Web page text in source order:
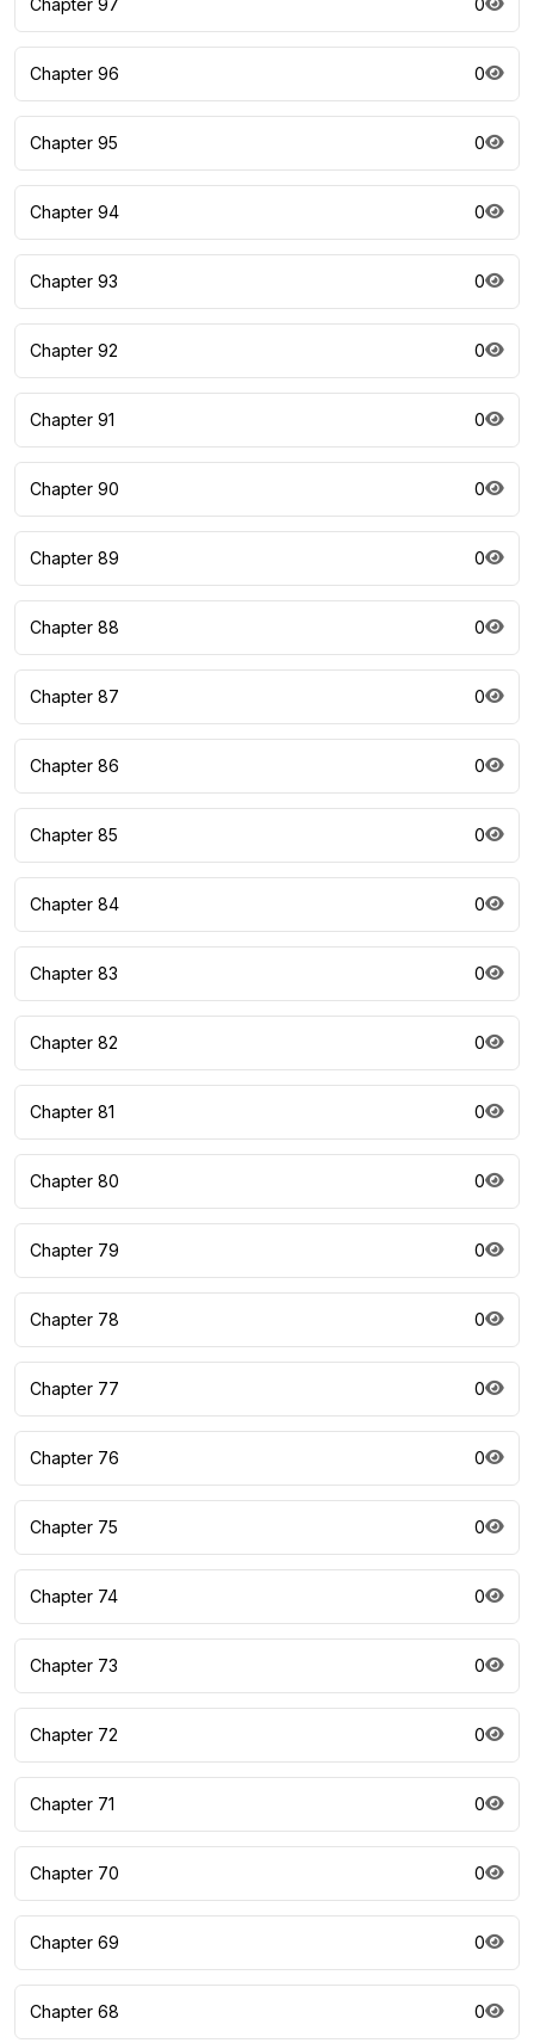
Chapter 96 0
Chapter 95 0
Chapter 94 0
Chapter 93 0
Chapter 92 0
Chapter 91 0
Chapter 90 0
Chapter 89 0
Chapter 88 0
Chapter 87 0
Chapter 86 0
Chapter 85 0
Chapter 84 0
Chapter 83 0
Chapter 82 0
Chapter 81 0
Chapter 80 0
Chapter 79 0
Chapter 78 0
Chapter 77 0
Chapter 76 0
Chapter 75 0
Chapter 74 0
Chapter 73 0
Chapter 72 0
Chapter 71 0
Chapter 70 0
Chapter 69 0
Chapter 68 0